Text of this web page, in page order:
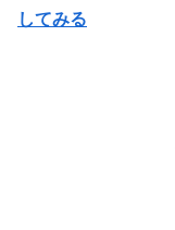
してみる